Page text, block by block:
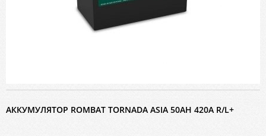
АККУМУЛЯТОР ROMBAT TORNADA ASIA 50AH 420A R/L+